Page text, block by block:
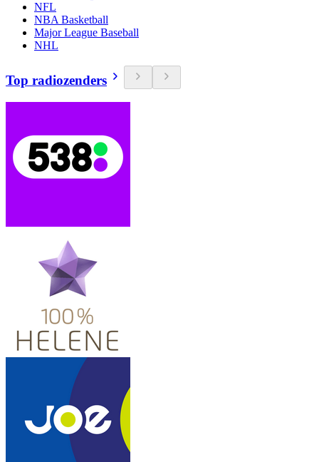
NFL
NBA Basketball
Major League Baseball
NHL
Top radiozenders